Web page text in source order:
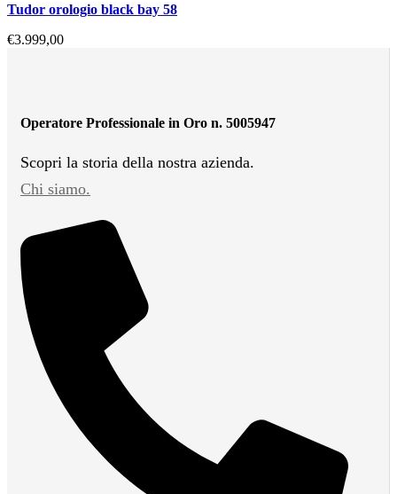
tudor orologio black bay 58
€3.999,00
Operatore Professionale in Oro n. 5005947
Scopri la storia della nostra azienda.
Chi siamo.